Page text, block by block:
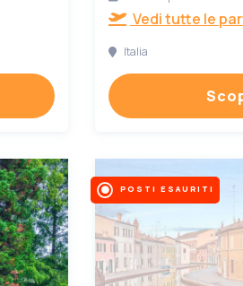
Vedi tutte le
Italia
POSTI ESAURITI